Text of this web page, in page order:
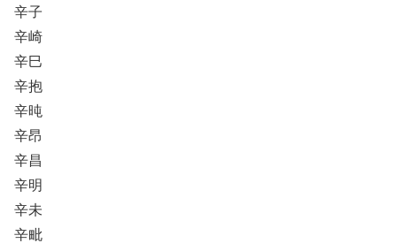
辛子
辛崎
辛巳
辛抱
辛旽
辛昂
辛昌
辛明
辛未
辛毗